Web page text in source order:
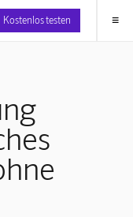
Kostenlos testen ≡